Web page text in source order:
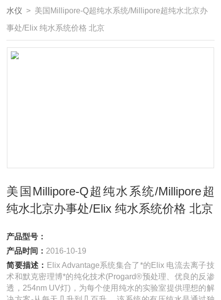
水仪 > 美国Millipore-Q超纯水系统/Millipore超纯水北京办
事处/Elix 纯水系统价格 北京
美国Millipore-Q超纯水系统/Millipore超
纯水北京办事处/Elix 纯水系统价格 北京
产品型号：
产品时间： 2016-10-19
简要描述： Elix Advantage系统集合了*的Elix 电流去离子技
术和默克密理博*的纯化技术(Progard®预处理、优良的反渗
透，254nm UV灯)，为每个使用纯水的实验室提供理想的解